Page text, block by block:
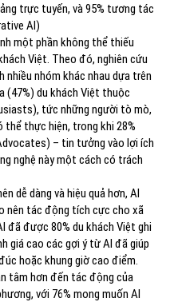
trực tuyến, và 95% tương tác
AI)
một phần không thể thiếu
Việt. Theo đó, nghiên cứu
nhóm khác nhau dựa trên
(47%) du khách Việt thuộc
tức những người tò mò,
thể thực hiện, trong khi 28%
– tin tưởng vào lợi ích
nghệ này một cách có trách
dễ dàng và hiệu quả hơn, AI
nên tác động tích cực cho xã
đã được 80% du khách Việt ghi
giá cao các gợi ý từ AI đã giúp
hoặc khung giờ cao điểm.
tâm hơn đến tác động của
với 76% mong muốn AI